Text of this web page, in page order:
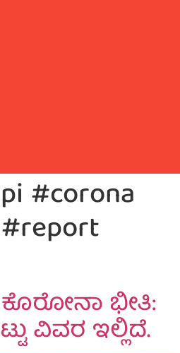
#corona
ಭೀತಿ:
ವಿವರ ಇಲ್ಲಿದೆ.